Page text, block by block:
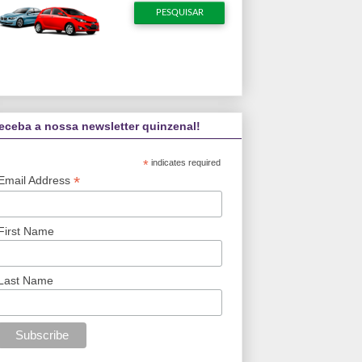
a nossa newsletter quinzenal!
*indicates required
Address *
Name
Name